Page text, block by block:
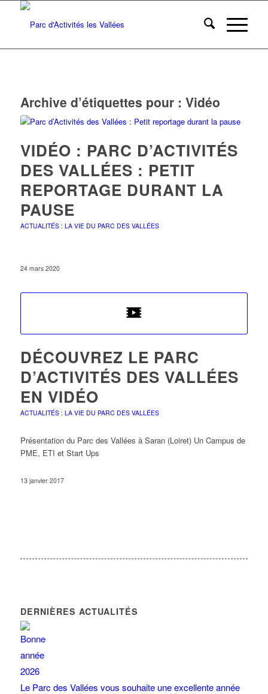
Archive d’étiquettes pour : Vidéo
VIDÉO : PARC D’ACTIVITÉS
DES VALLÉES : PETIT
REPORTAGE DURANT LA
PAUSE
ACTUALITÉS : LA VIE DU PARC DES VALLÉES
24 mars 2020
DÉCOUVREZ LE PARC
D’ACTIVITÉS DES VALLÉES
EN VIDÉO
ACTUALITÉS : LA VIE DU PARC DES VALLÉES
Présentation du Parc des Vallées à Saran (Loiret) Un Campus de
PME, ETI et Start Ups
13 janvier 2017
DERNIÈRES ACTUALITÉS
Le Parc des Vallées vous souhaite une excellente année